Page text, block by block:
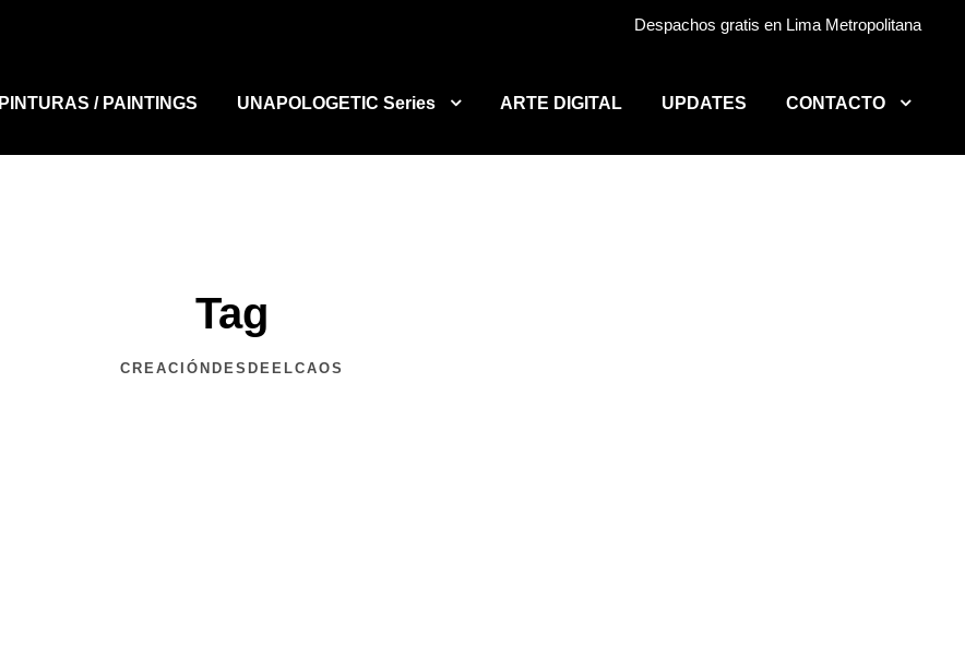
Despachos gratis en Lima Metropolitana
PINTURAS / PAINTINGS UNAPOLOGETIC Series ARTE DIGITAL UPDATES CONTACTO
Tag
CREACIÓNDESDEELCAOS